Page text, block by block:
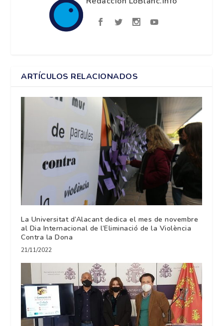
ARTÍCULOS RELACIONADOS
La Universitat d’Alacant dedica el mes de novembre
al Dia Internacional de l’Eliminació de la Violència
Contra la Dona
21/11/2022